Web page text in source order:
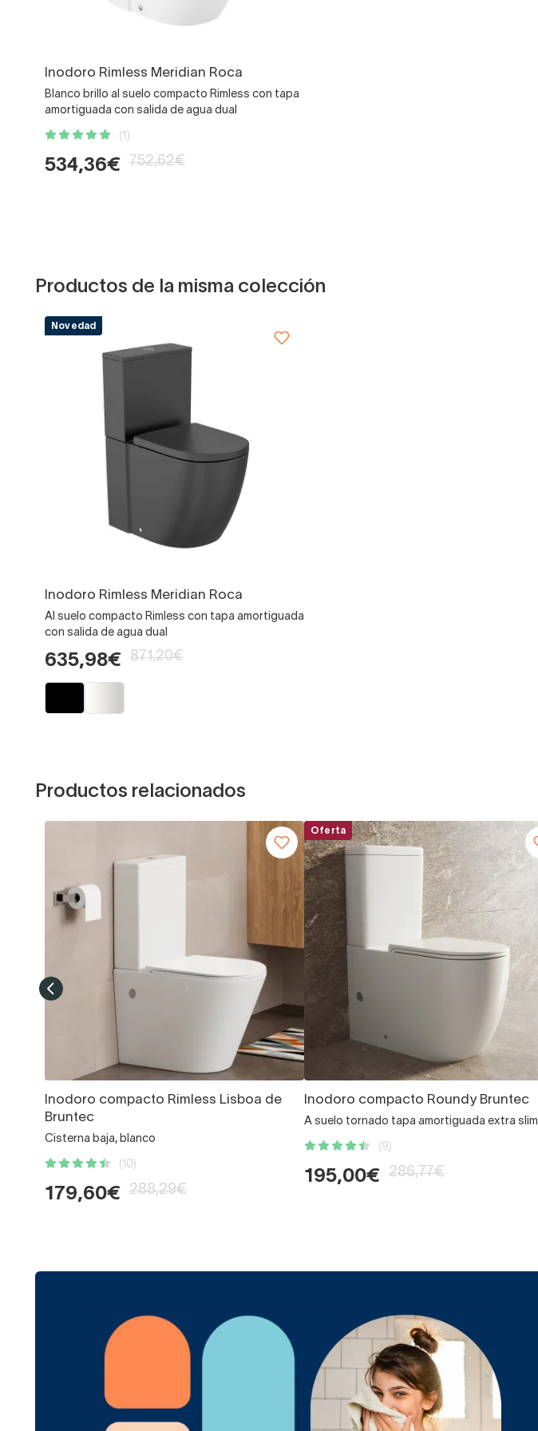
Inodoro Rimless Meridian Roca
Blanco brillo al suelo compacto Rimless con tapa
amortiguada con salida de agua dual
(1)
534,36€ 752,62€
Productos de la misma colección
Novedad
Inodoro Rimless Meridian Roca
Al suelo compacto Rimless con tapa amortiguada
con salida de agua dual
635,98€ 871,20€
Productos relacionados
Inodoro compacto Rimless Lisboa de
Bruntec
Cisterna baja, blanco
(10)
179,60€ 288,29€
Oferta
Inodoro compacto Roundy Bruntec
A suelo tornado tapa amortiguada extra slim
(9)
195,00€ 286,77€